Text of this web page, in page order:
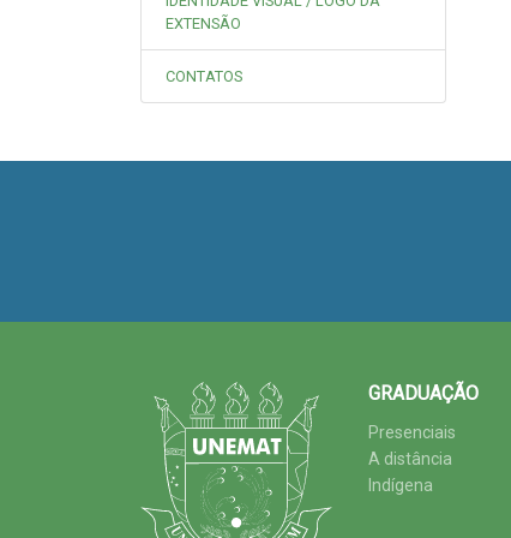
EXTENSÃO
CONTATOS
GRADUAÇÃO
Presenciais
A distância
Indígena